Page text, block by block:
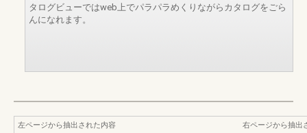
タログビューではweb上でパラパラめくりながらカタログをごら
んになれます。
左ページから抽出された内容
右ページから抽出